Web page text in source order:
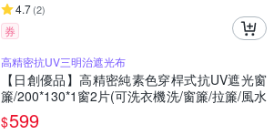
4.7(2)
券
高精密抗UV三明治遮光布
【日創優品】高精密純素色穿桿式抗UV遮光窗
簾/200*130*1窗2片(可洗衣機洗/窗簾/拉簾/風水
簾/門簾) 售價599元
$599